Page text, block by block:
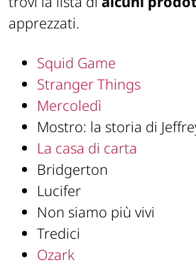
apprezzati.
Squid Game
Stranger Things
Mercoledì
Mostro: la storia di
La casa di carta
Bridgerton
Lucifer
Non siamo più vivi
Tredici
Ozark